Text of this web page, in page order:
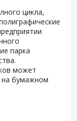
цикла,
парка
может
на бумажном